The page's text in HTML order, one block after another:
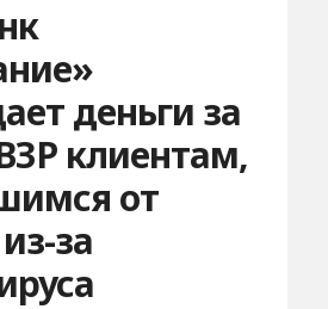
деньги за
клиентам,
от
за